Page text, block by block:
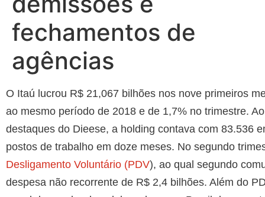
fechamentos de
agências
O Itaú lucrou R$ 21,067 bilhões nos nove primeiros
ao mesmo período de 2018 e de 1,7% no trimestre.
destaques do Dieese, a holding contava com 83.536
postos de trabalho em doze meses. No segundo
Desligamento Voluntário (PDV), ao qual segundo
despesa não recorrente de R$ 2,4 bilhões. Além do